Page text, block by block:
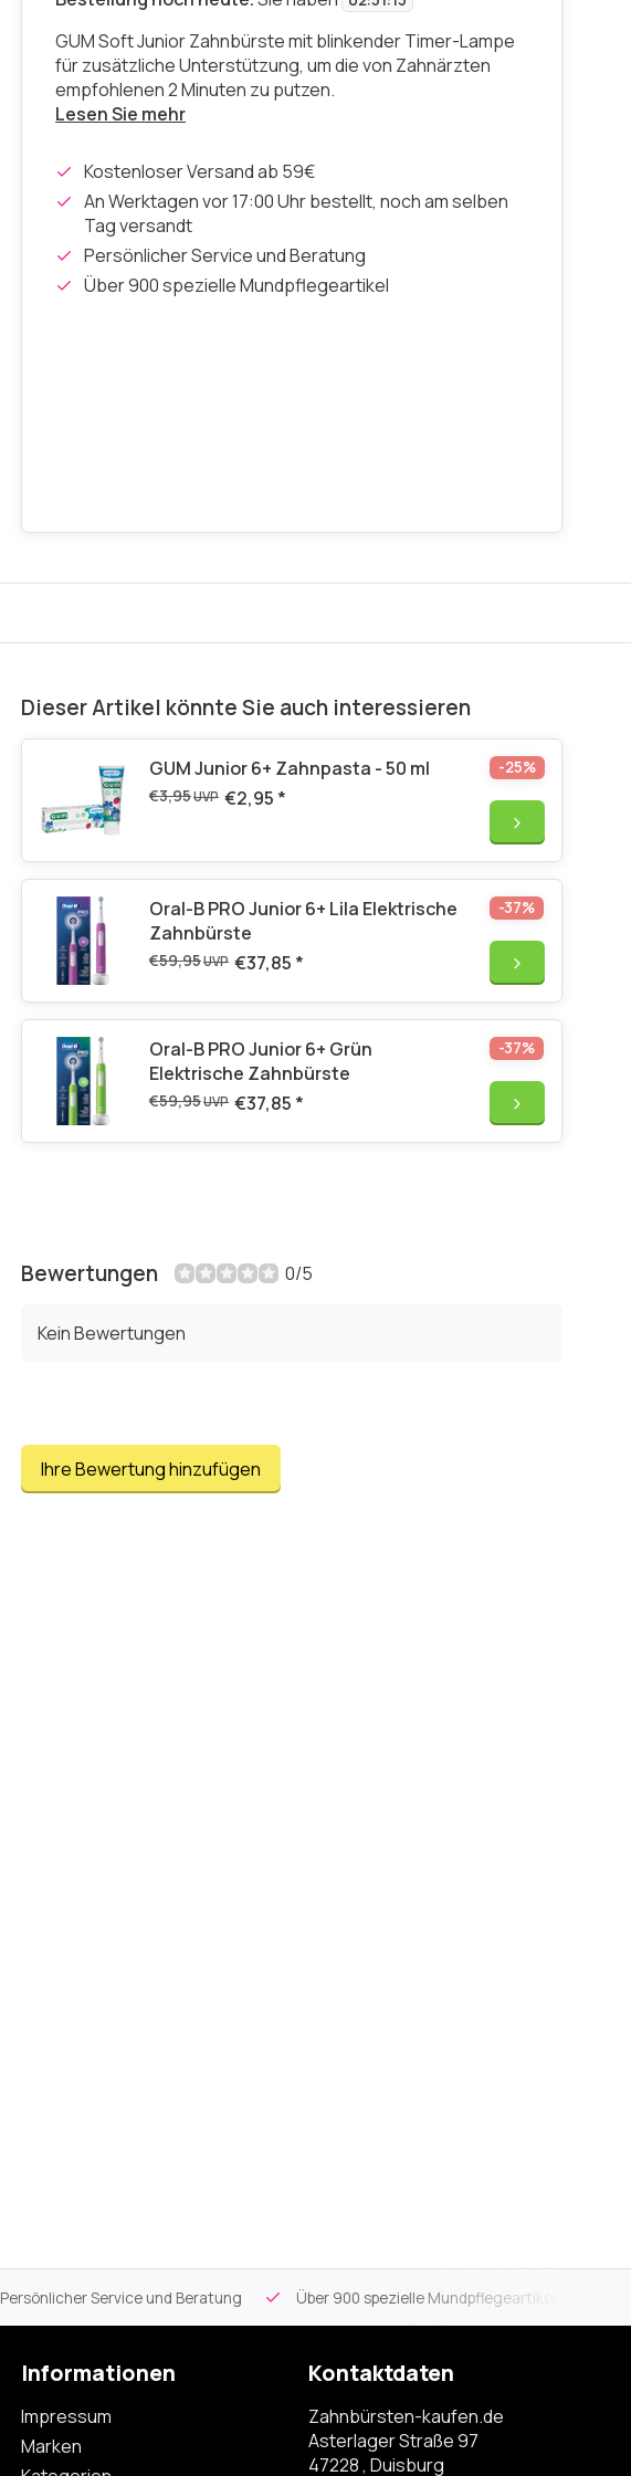
GUM Soft Junior Zahnbürste mit blinkender Timer-Lampe
für zusätzliche Unterstützung, um die von Zahnärzten
empfohlenen 2 Minuten zu putzen.
Lesen Sie mehr
Kostenloser Versand ab 59€
An Werktagen vor 17:00 Uhr bestellt, noch am selben
Tag versandt
Persönlicher Service und Beratung
Über 900 spezielle Mundpflegeartikel
Dieser Artikel könnte Sie auch interessieren
GUM Junior 6+ Zahnpasta - 50 ml
€3,95UVP €2,95 *
-25%
Oral-B PRO Junior 6+ Lila Elektrische
Zahnbürste
€59,95UVP €37,85 *
-37%
Oral-B PRO Junior 6+ Grün
Elektrische Zahnbürste
€59,95UVP €37,85 *
-37%
Bewertungen 0/5
Kein Bewertungen
Ihre Bewertung hinzufügen
Persönlicher Service und Beratung Über 900 spezielle Mundpflegeartikel
Informationen
Impressum
Marken
Kontaktdaten
Zahnbürsten-kaufen.de
Asterlager Straße 97
47228 , Duisburg